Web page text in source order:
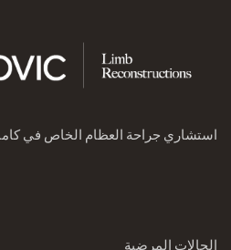
استشاري جراحة العظام الخاص في
الحالات المرضية